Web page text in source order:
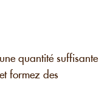
quantité suffisante
formez des